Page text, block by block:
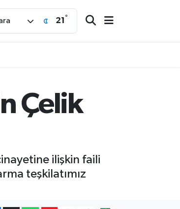
21 °
Çelik
ilişkin faili
teşkilatımız